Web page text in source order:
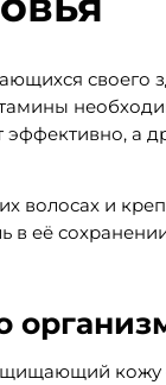
своего
а
волосах и
в её